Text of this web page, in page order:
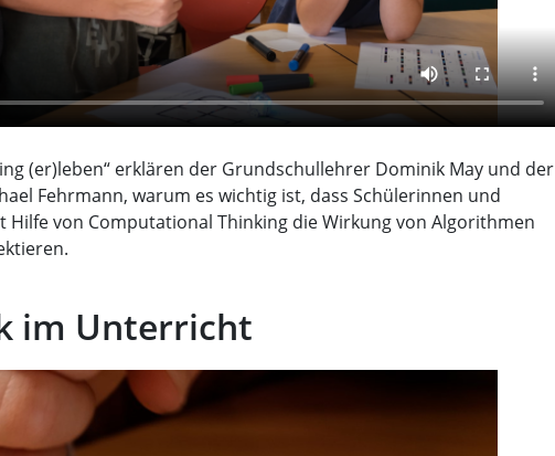
(er)leben“ erklären der Grundschullehrer Dominik May und der
Fehrmann, warum es wichtig ist, dass Schülerinnen und
Hilfe von Computational Thinking die Wirkung von Algorithmen
im Unterricht